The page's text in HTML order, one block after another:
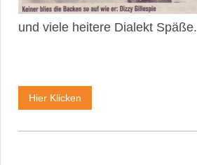
und viele heitere Dialekt Späße.
Hier Klicken